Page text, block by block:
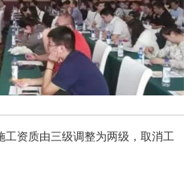
资质由三级调整为两级，取消工